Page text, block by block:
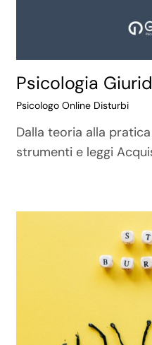
Psicologia
Psicologo Online Disturbi
Dalla teoria alla
strumenti e leggi